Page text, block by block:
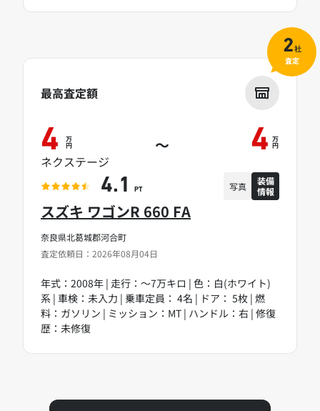
奈良県北葛城郡河合町
査定依頼日：2026年08月04日
スズキ ワゴンR 660 FA
年式：2008年 | 走行：～7万キロ | 色：白(ホワイト)
系 | 車検：未入力 | 乗車定員： 4名 | ドア： 5枚 | 燃
料：ガソリン | ミッション：MT | ハンドル：右 | 修復
歴：未修復
最高査定額
4 万
円 ～ 4 万
円
ネクステージ
4.1 PT 写真
装備
情報
2社
査定